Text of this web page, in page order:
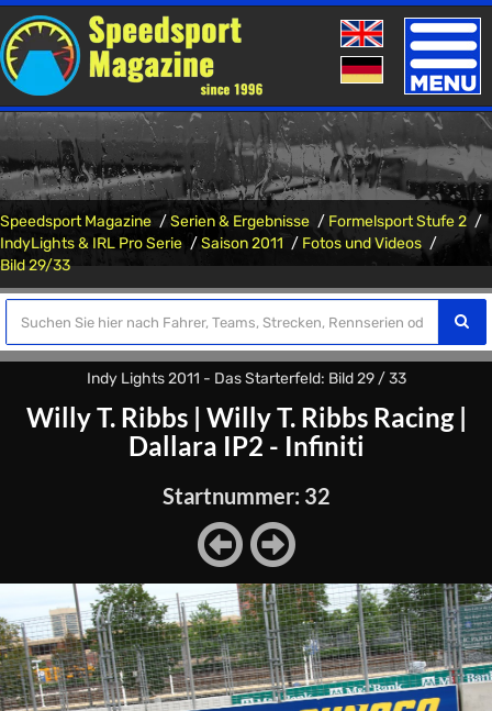
Toggle
Speedsport Magazine Serien & Ergebnisse
Formelsport Stufe 2
IndyLights & IRL Pro Serie
Saison 2011
Fotos und Videos
Bild 29/33
Indy Lights 2011 - Das Starterfeld: Bild 29 / 33
Willy T. Ribbs| Willy T. Ribbs Racing|
Dallara IP2 - Infiniti
Startnummer: 32